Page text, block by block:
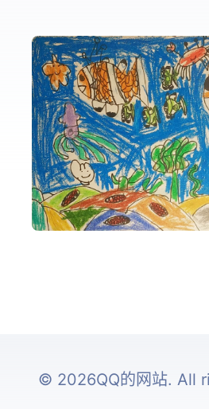
© 2026QQ的网站. All